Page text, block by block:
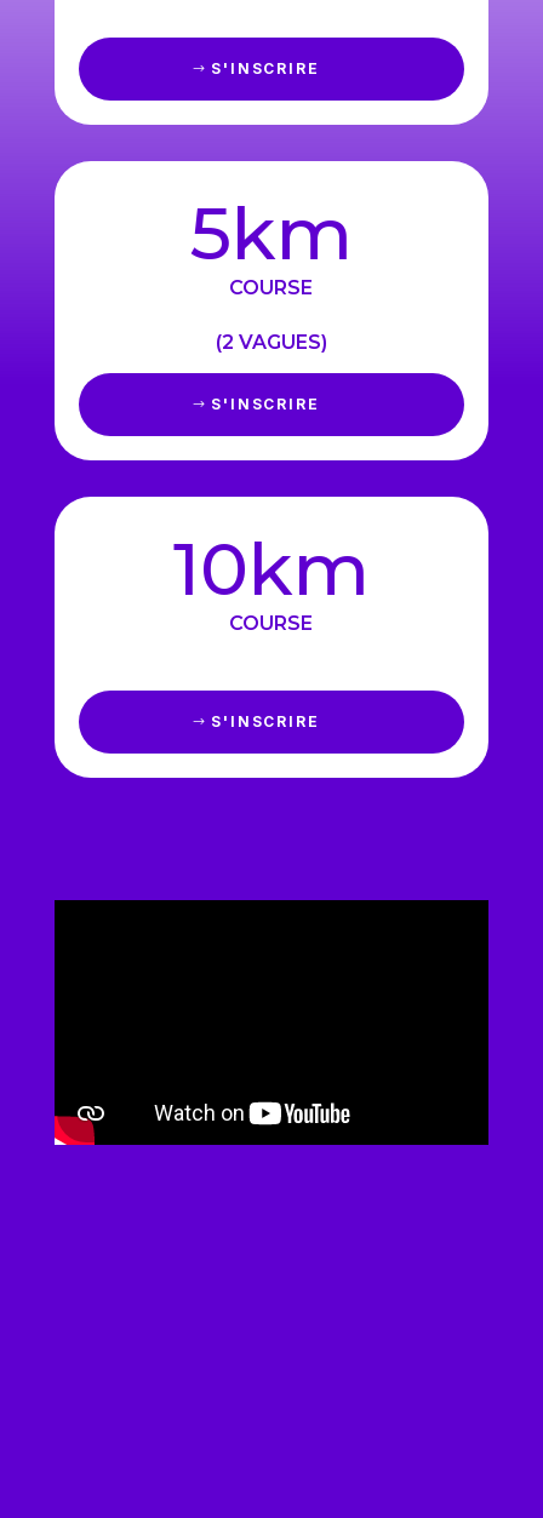
S'INSCRIRE
5km
COURSE
(2 VAGUES)
S'INSCRIRE
10km
COURSE
S'INSCRIRE